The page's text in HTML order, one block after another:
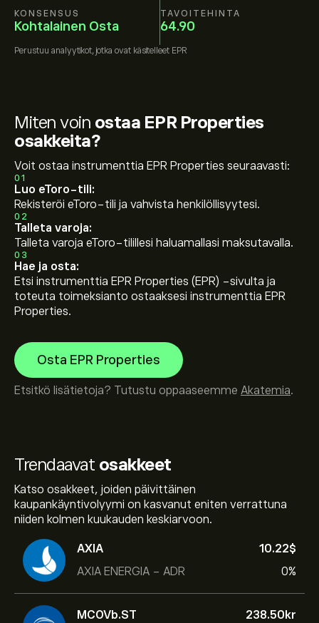
KONSENSUS
Kohtalainen Osta
TAVOITEHINTA
64.90
Perustuu analyytikot, jotka ovat käsitelleet EPR
Trendaavat osakkeet
Katso osakkeet, joiden päivittäinen
kaupankäyntivolyymi on kasvanut eniten verrattuna
niiden kolmen kuukauden keskiarvoon.
AXIA
AXIA ENERGIA - ADR
10.22‎$‎
0%
MCOVb.ST
238.50‎kr‎
Miten voin ostaa EPR Properties
osakkeita?
Voit ostaa instrumenttia EPR Properties seuraavasti:
01
Luo eToro-tili:
Rekisteröi eToro-tili ja vahvista henkilöllisyytesi.
02
Talleta varoja:
Talleta varoja eToro-tilillesi haluamallasi maksutavalla.
03
Hae ja osta:
Etsi instrumenttia EPR Properties (EPR) -sivulta ja
toteuta toimeksianto ostaaksesi instrumenttia EPR
Properties.
Osta EPR Properties
Etsitkö lisätietoja? Tutustu oppaaseemme Akatemia.